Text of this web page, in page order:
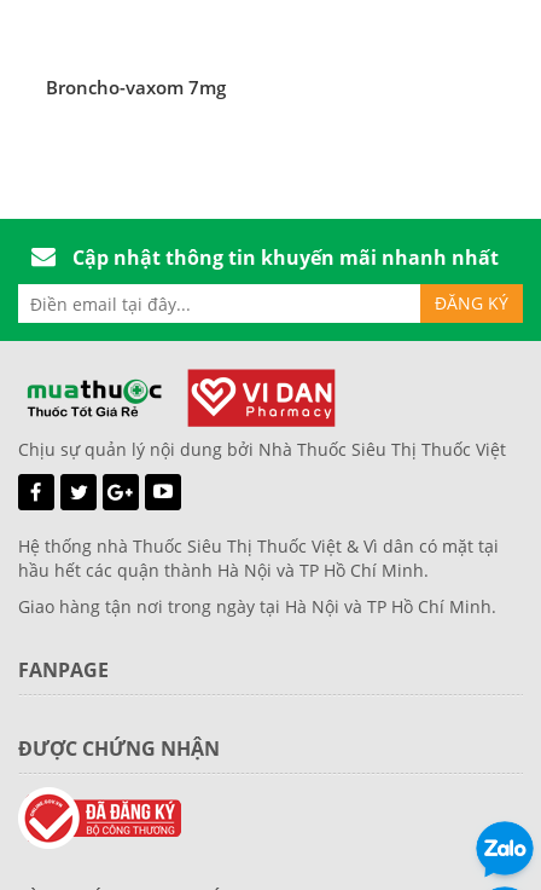
Broncho-vaxom 7mg
Cập nhật thông tin khuyến mãi nhanh nhất
Chịu sự quản lý nội dung bởi Nhà Thuốc Siêu Thị Thuốc Việt
Hệ thống nhà Thuốc Siêu Thị Thuốc Việt & Vì dân có mặt tại
hầu hết các quận thành Hà Nội và TP Hồ Chí Minh.
Giao hàng tận nơi trong ngày tại Hà Nội và TP Hồ Chí Minh.
FANPAGE
ĐƯỢC CHỨNG NHẬN